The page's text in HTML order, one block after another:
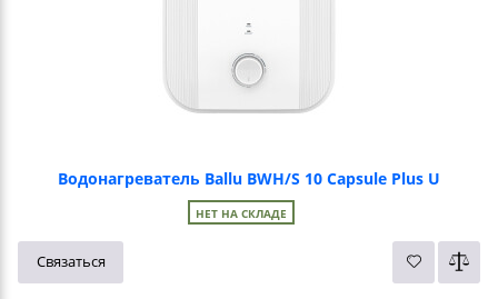
Водонагреватель Ballu BWH/S 10 Capsule Plus U
НЕТ НА СКЛАДЕ
Связаться